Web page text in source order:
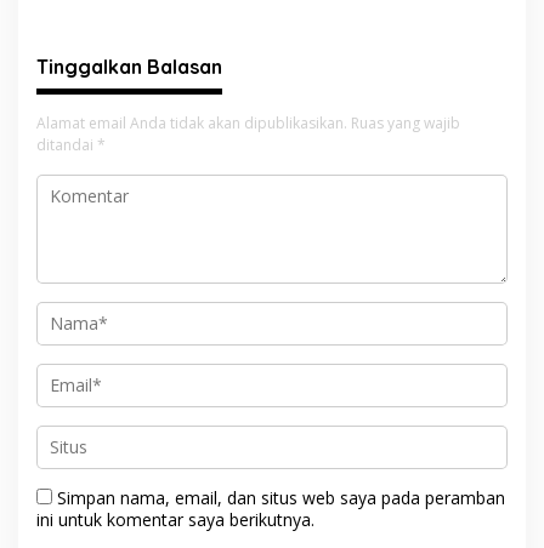
Tinggalkan Balasan
Alamat email Anda tidak akan dipublikasikan. Ruas yang wajib
ditandai *
Simpan nama, email, dan situs web saya pada peramban
ini untuk komentar saya berikutnya.